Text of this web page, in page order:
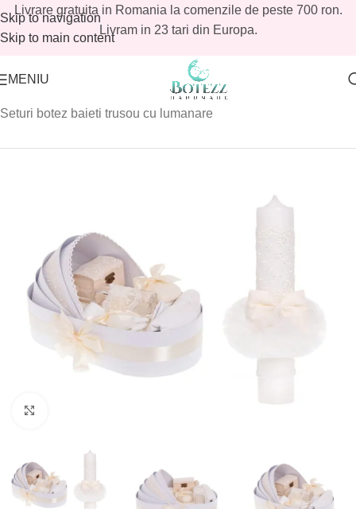
Skip to navigation
Skip to main content
Livrare gratuita in Romania la comenzile de peste 700 ron.
Livram in 23 tari din Europa.
MENIU
Trusouri botez baieti
Seturi botez baieti trusou cu lumanare